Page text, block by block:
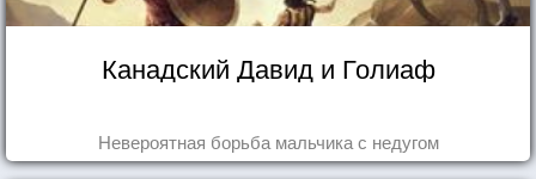
Канадский Давид и Голиаф
Невероятная борьба мальчика с недугом